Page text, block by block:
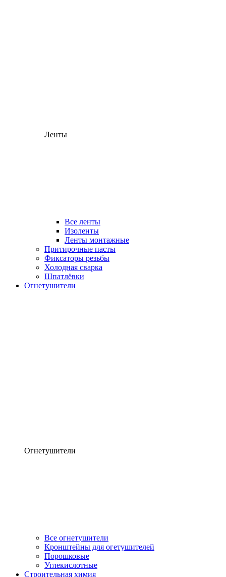
Ленты
Все ленты
Изоленты
Ленты монтажные
Притирочные пасты
Фиксаторы резьбы
Холодная сварка
Шпатлёвки
Огнетушители
Огнетушители
Все огнетушители
Кронштейны для огетушителей
Порошковые
Углекислотные
Строительная химия